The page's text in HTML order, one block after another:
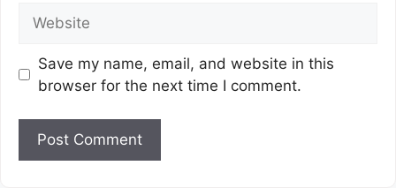
Save my name, email, and website in this
browser for the next time I comment.